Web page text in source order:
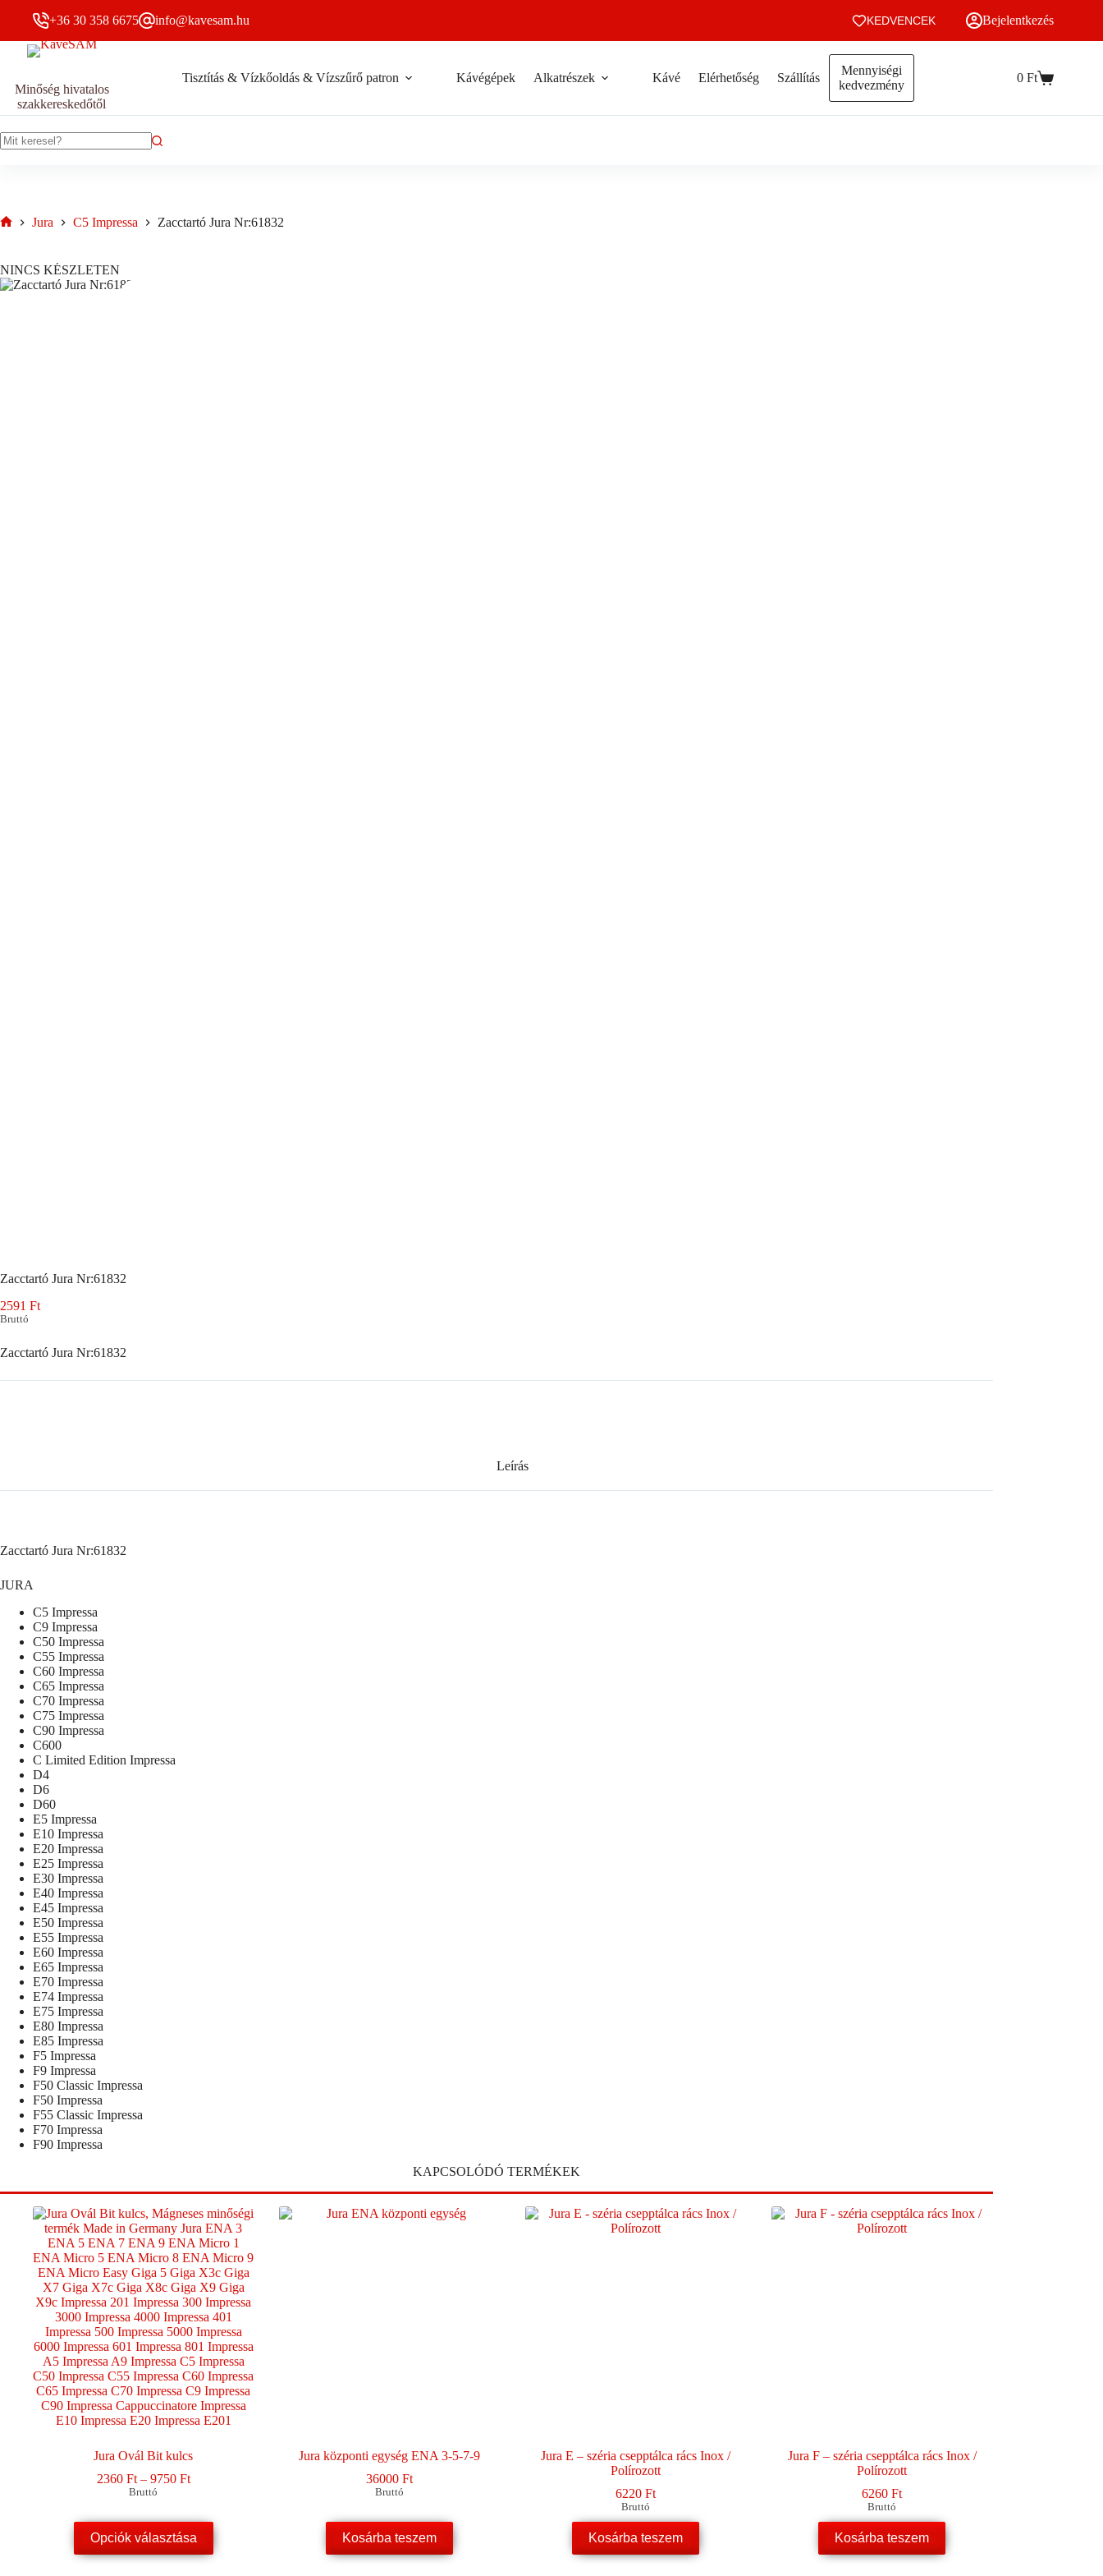
+36 30 358 6675 info@kavesam.hu KEDVENCEK Bejelentkezés
Minőség hivatalos
szakkereskedőtől
Tisztítás & Vízkőoldás & Vízszűrő patron Kávégépek Alkatrészek Kávé Elérhetőség Szállítás
Mennyiségi
kedvezmény
Kosár
0 Ft
Jura C5 Impressa Zacctartó Jura Nr:61832
NINCS KÉSZLETEN
Zacctartó Jura Nr:61832
2591 Ft
Bruttó
Zacctartó Jura Nr:61832
Leírás
Zacctartó Jura Nr:61832
JURA
C5 Impressa
C9 Impressa
C50 Impressa
C55 Impressa
C60 Impressa
C65 Impressa
C70 Impressa
C75 Impressa
C90 Impressa
C600
C Limited Edition Impressa
D4
D6
D60
E5 Impressa
E10 Impressa
E20 Impressa
E25 Impressa
E30 Impressa
E40 Impressa
E45 Impressa
E50 Impressa
E55 Impressa
E60 Impressa
E65 Impressa
E70 Impressa
E74 Impressa
E75 Impressa
E80 Impressa
E85 Impressa
F5 Impressa
F9 Impressa
F50 Classic Impressa
F50 Impressa
F55 Classic Impressa
F70 Impressa
F90 Impressa
KAPCSOLÓDÓ TERMÉKEK
Jura Ovál Bit kulcs
2360 Ft – 9750 FtÁrtartomány:
9750 Ft
Bruttó
Opciók választása
Ennek
a
terméknek
Jura központi egység ENA 3-5-7-9
36000Ft
Bruttó
Kosárba teszem
Jura E – széria csepptálca rács Inox /
Polírozott
6220Ft
Bruttó
Kosárba teszem
Jura F – széria csepptálca rács Inox /
Polírozott
6260Ft
Bruttó
Kosárba teszem